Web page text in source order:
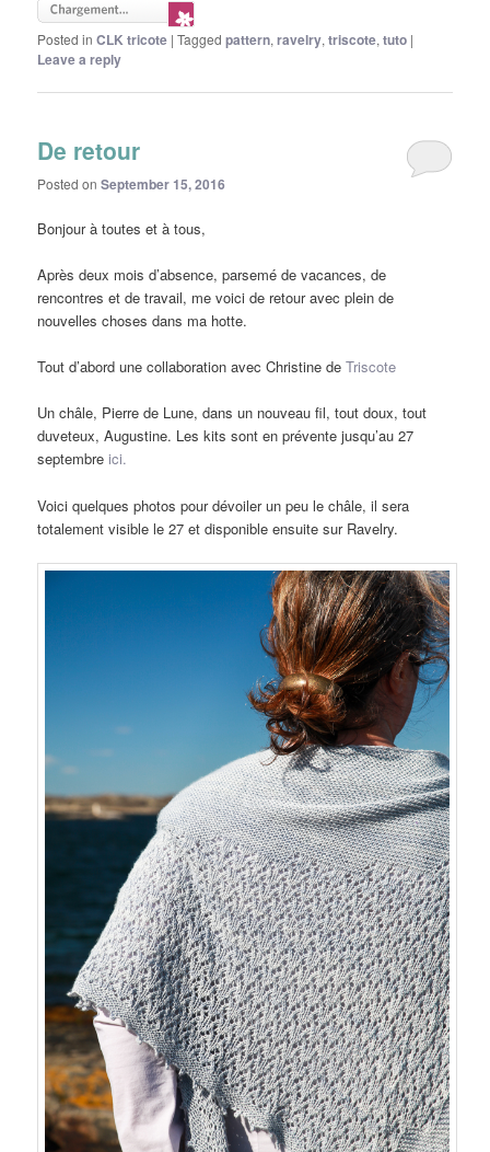
Posted in CLK tricote |Tagged pattern,ravelry,triscote,tuto |
Leave a reply
De retour
Posted onSeptember 15, 2016
Bonjour à toutes et à tous,
Après deux mois d’absence, parsemé de vacances, de
rencontres et de travail, me voici de retour avec plein de
nouvelles choses dans ma hotte.
Tout d’abord une collaboration avec Christine deTriscote
Un châle, Pierre de Lune, dans un nouveau fil, tout doux, tout
duveteux, Augustine. Les kits sont en prévente jusqu’au 27
septembre ici.
Voici quelques photos pour dévoiler un peu le châle, il sera
totalement visible le 27 et disponible ensuite sur Ravelry.